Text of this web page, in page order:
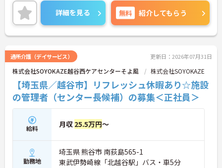
に詳細をご案内しますのでお気軽にご相談くださ
い！
詳細を見る 無料 紹介してもらう
通所介護（デイサービス） 更新日：2026年07月31日
株式会社SOYOKAZE越谷西ケアセンターそよ風 株式会社SOYOKAZE
【埼玉県／越谷市】リフレッシュ休暇あり☆施設
の管理者（センター長候補）の募集＜正社員＞
給料 月収 25.5万円～
勤務地
埼玉県 熊谷市 南荻島565-1
東武伊勢崎線「北越谷駅」バス・車5分